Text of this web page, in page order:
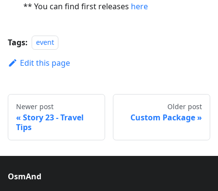
** You can find first releases here
Tags: event
Edit this page
Newer post
Story 23 - Travel
Tips
Older post
Custom Package
OsmAnd